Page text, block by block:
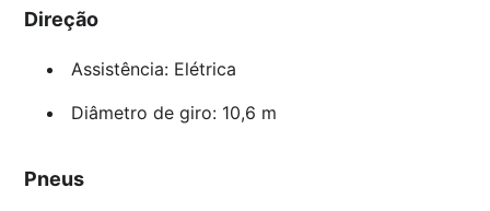
Direção
Assistência: Elétrica
Diâmetro de giro: 10,6 m
Pneus